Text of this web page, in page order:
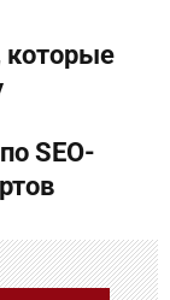
которые
SEO-